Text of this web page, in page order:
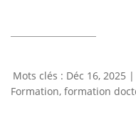
Déc 16, 2025 |
Formation, formation